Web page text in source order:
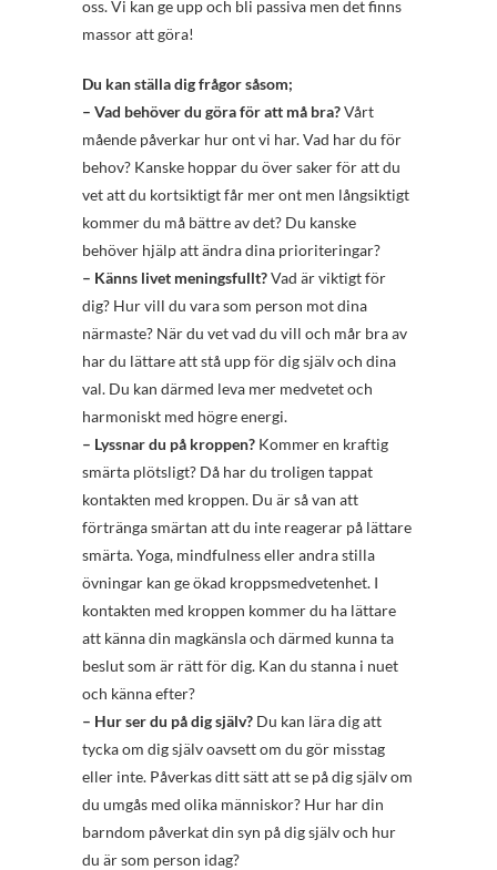
oss. Vi kan ge upp och bli passiva men det finns
massor att göra!
Du kan ställa dig frågor såsom;
– Vad behöver du göra för att må bra?Vårt
mående påverkar hur ont vi har. Vad har du för
behov? Kanske hoppar du över saker för att du
vet att du kortsiktigt får mer ont men långsiktigt
kommer du må bättre av det? Du kanske
behöver hjälp att ändra dina prioriteringar?
– Känns livet meningsfullt?Vad är viktigt för
dig? Hur vill du vara som person mot dina
närmaste? När du vet vad du vill och mår bra av
har du lättare att stå upp för dig själv och dina
val. Du kan därmed leva mer medvetet och
harmoniskt med högre energi.
– Lyssnar du på kroppen? Kommer en kraftig
smärta plötsligt? Då har du troligen tappat
kontakten med kroppen. Du är så van att
förtränga smärtan att du inte reagerar på lättare
smärta. Yoga, mindfulness eller andra stilla
övningar kan ge ökad kroppsmedvetenhet. I
kontakten med kroppen kommer du ha lättare
att känna din magkänsla och därmed kunna ta
beslut som är rätt för dig. Kan du stanna i nuet
och känna efter?
– Hur ser du på dig själv? Du kan lära dig att
tycka om dig själv oavsett om du gör misstag
eller inte. Påverkas ditt sätt att se på dig själv om
du umgås med olika människor? Hur har din
barndom påverkat din syn på dig själv och hur
du är som person idag?